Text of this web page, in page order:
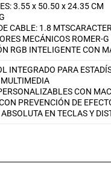
3.55 x 50.50 x 24.35 CM
CABLE: 1.8 MTS
MECÁNICOS ROMER-
RGB INTELIGENTE CON
INTEGRADO PARA
CON
PREVENCIÓN DE
EN TECLAS Y